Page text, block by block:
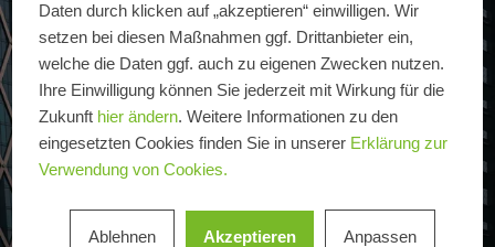
Daten durch klicken auf „akzeptieren“ einwilligen. Wir
setzen bei diesen Maßnahmen ggf. Drittanbieter ein,
welche die Daten ggf. auch zu eigenen Zwecken nutzen.
Ihre Einwilligung können Sie jederzeit mit Wirkung für die
Zukunft hier ändern. Weitere Informationen zu den
eingesetzten Cookies finden Sie in unserer Erklärung zur
Verwendung von Cookies.
Ablehnen Akzeptieren Anpassen